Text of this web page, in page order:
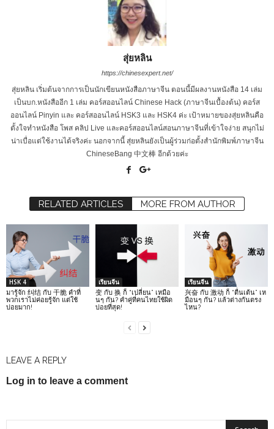
สุ่ยหลิน
https://chinesexpert.net/
สุ่ยหลิน เริ่มต้นจากการเป็นนักเขียนหนังสือภาษาจีน ตอนนี้มีผลงานหนังสือ 14 เล่ม
เป็นบก.หนังสืออีก 1 เล่ม คอร์สออนไลน์ Chinese Hack (ภาษาจีนเบื้องต้น) คอร์ส
ออนไลน์ Pinyin และ คอร์สออนไลน์ HSK3 และ HSK4 ค่ะ เป้าหมายของสุ่ยหลินคือ
ตั้งใจทำหนังสือ โพส คลิป Live และคอร์สออนไลน์สอนภาษาจีนที่เข้าใจง่าย สนุกไม่
น่าเบื่อแต่ใช้งานได้จริงค่ะ นอกจากนี้ สุ่ยหลินยังเป็นผู้ร่วมก่อตั้งสำนักพิมพ์ภาษาจีน
ChineseBang 中文棒 อีกด้วยค่ะ
RELATED ARTICLES MORE FROM AUTHOR
HSK 4
มารู้จัก 纠结 กับ 干脆 คำที่
พวกเราไม่ค่อยรู้จัก แต่ใช้
บ่อยมาก!
เรียนจีน
变 กับ 换 ก็ “เปลี่ยน” เหมือ
นๆ กัน? คำคู่ที่คนไทยใช้ผิด
บ่อยที่สุด!
เรียนจีน
兴奋 กับ 激动 ก็ “ตื่นเต้น” เห
มือนๆ กัน? แล้วต่างกันตรง
ไหน?
LEAVE A REPLY
Log in to leave a comment